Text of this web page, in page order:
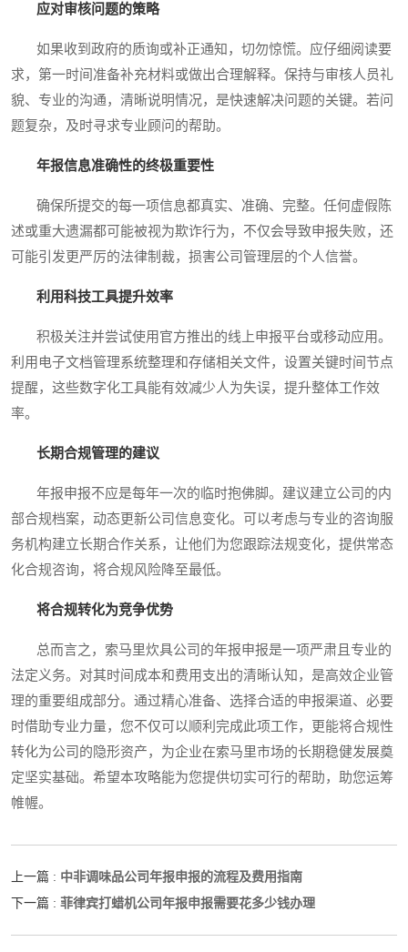
应对审核问题的策略
如果收到政府的质询或补正通知，切勿惊慌。应仔细阅读要
求，第一时间准备补充材料或做出合理解释。保持与审核人员礼
貌、专业的沟通，清晰说明情况，是快速解决问题的关键。若问
题复杂，及时寻求专业顾问的帮助。
年报信息准确性的终极重要性
确保所提交的每一项信息都真实、准确、完整。任何虚假陈
述或重大遗漏都可能被视为欺诈行为，不仅会导致申报失败，还
可能引发更严厉的法律制裁，损害公司管理层的个人信誉。
利用科技工具提升效率
积极关注并尝试使用官方推出的线上申报平台或移动应用。
利用电子文档管理系统整理和存储相关文件，设置关键时间节点
提醒，这些数字化工具能有效减少人为失误，提升整体工作效
率。
长期合规管理的建议
年报申报不应是每年一次的临时抱佛脚。建议建立公司的内
部合规档案，动态更新公司信息变化。可以考虑与专业的咨询服
务机构建立长期合作关系，让他们为您跟踪法规变化，提供常态
化合规咨询，将合规风险降至最低。
将合规转化为竞争优势
总而言之，索马里炊具公司的年报申报是一项严肃且专业的
法定义务。对其时间成本和费用支出的清晰认知，是高效企业管
理的重要组成部分。通过精心准备、选择合适的申报渠道、必要
时借助专业力量，您不仅可以顺利完成此项工作，更能将合规性
转化为公司的隐形资产，为企业在索马里市场的长期稳健发展奠
定坚实基础。希望本攻略能为您提供切实可行的帮助，助您运筹
帷幄。
上一篇 : 中非调味品公司年报申报的流程及费用指南
下一篇 : 菲律宾打蜡机公司年报申报需要花多少钱办理